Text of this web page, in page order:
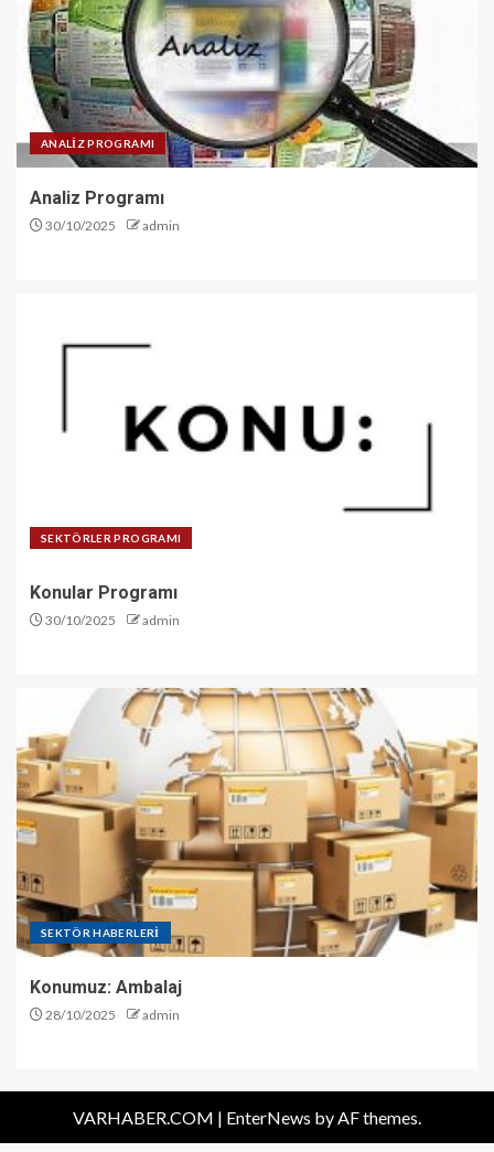
ANALİZ PROGRAMI
Analiz Programı
30/10/2025 admin
SEKTÖRLER PROGRAMI
Konular Programı
30/10/2025 admin
SEKTÖR HABERLERİ
Konumuz: Ambalaj
28/10/2025 admin
VARHABER.COM | EnterNews by AF themes.